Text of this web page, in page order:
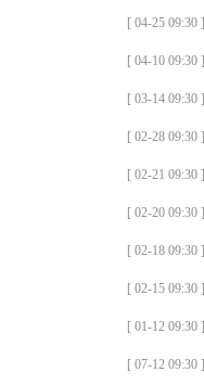
[ 04-25 09:30 ]
[ 04-10 09:30 ]
[ 03-14 09:30 ]
[ 02-28 09:30 ]
[ 02-21 09:30 ]
[ 02-20 09:30 ]
[ 02-18 09:30 ]
[ 02-15 09:30 ]
[ 01-12 09:30 ]
[ 07-12 09:30 ]